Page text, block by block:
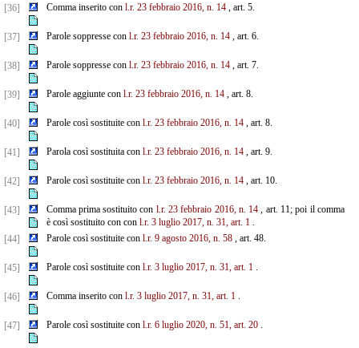
[36] Comma inserito con l.r. 23 febbraio 2016, n. 14, art. 5.
[37] Parole soppresse con l.r. 23 febbraio 2016, n. 14, art. 6.
[38] Parole soppresse con l.r. 23 febbraio 2016, n. 14, art. 7.
[39] Parole aggiunte con l.r. 23 febbraio 2016, n. 14, art. 8.
[40] Parole così sostituite con l.r. 23 febbraio 2016, n. 14, art. 8.
[41] Parola così sostituita con l.r. 23 febbraio 2016, n. 14, art. 9.
[42] Parole così sostituite con l.r. 23 febbraio 2016, n. 14, art. 10.
[43] Comma prima sostituito con l.r. 23 febbraio 2016, n. 14 , art. 11; poi il comma
è così sostituito con con l.r. 3 luglio 2017, n. 31, art. 1.
[44]
Parole così sostituite con l.r. 9 agosto 2016, n. 58, art. 48.
[45] Parole così sostituite con l.r. 3 luglio 2017, n. 31, art. 1.
[46] Comma inserito con l.r. 3 luglio 2017, n. 31, art. 1.
[47] Parole così sostituite con l.r. 6 luglio 2020, n. 51, art. 20.